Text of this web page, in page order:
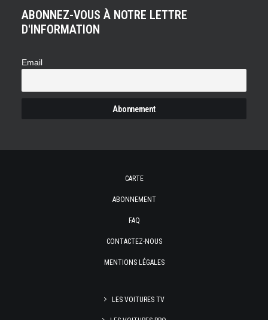
ABONNEZ-VOUS À NOTRE LETTRE
D'INFORMATION
Email
CARTE
ABONNEMENT
FAQ
CONTACTEZ-NOUS
MENTIONS LÉGALES
LES VOITURES TV